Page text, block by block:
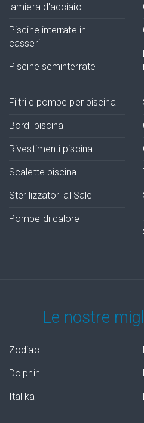
lamiera d'acciaio
Piscine interrate in
casseri
Piscine seminterrate
Filtri e pompe per piscina
Bordi piscina
Rivestimenti piscina
Scalette piscina
Sterilizzatori al Sale
Pompe di calore
Le nostre
Zodiac
Dolphin
Italika